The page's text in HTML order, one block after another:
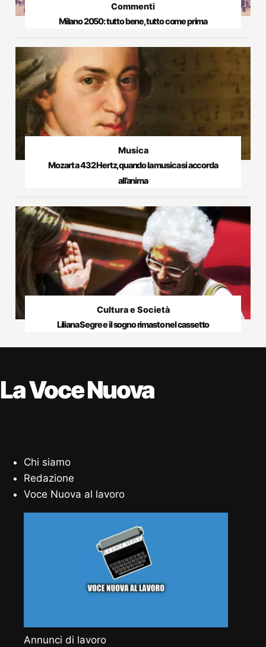
Commenti
Milano 2050: tutto bene, tutto come prima
Musica
Mozart a 432 Hertz, quando la musica si accorda
all’anima
Cultura e Società
Liliana Segre e il sogno rimasto nel cassetto
La Voce Nuova
Chi siamo
Redazione
Voce Nuova al lavoro
Annunci di lavoro